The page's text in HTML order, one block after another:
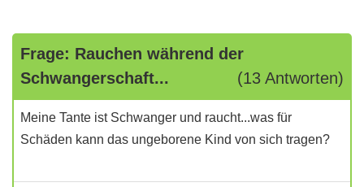
Frage: Rauchen während der
Schwangerschaft...
(13 Antworten)
Meine Tante ist Schwanger und raucht...was für
Schäden kann das ungeborene Kind von sich tragen?